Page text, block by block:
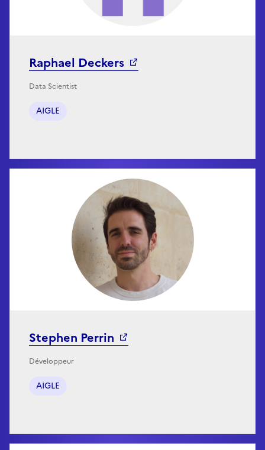
Raphael Deckers
Data Scientist
AIGLE
Stephen Perrin
Développeur
AIGLE